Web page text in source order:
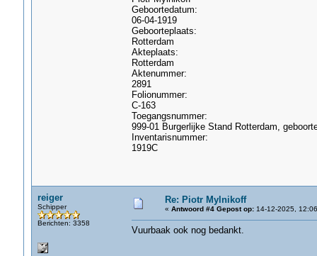
Geboortedatum:
06-04-1919
Geboorteplaats:
Rotterdam
Akteplaats:
Rotterdam
Aktenummer:
2891
Folionummer:
C-163
Toegangsnummer:
999-01 Burgerlijke Stand Rotterdam,
Inventarisnummer:
1919C
reiger
Schipper
Berichten: 3358
Re: Piotr Mylnikoff
« Antwoord #4 Gepost op:14-12-2025,
Vuurbaak ook nog bedankt.